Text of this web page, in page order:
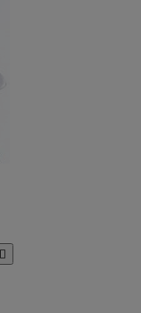
